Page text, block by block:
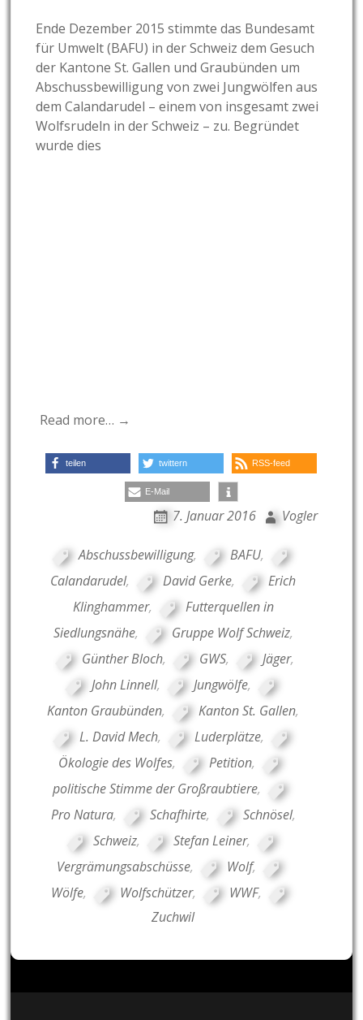
Ende Dezember 2015 stimmte das Bundesamt
für Umwelt (BAFU) in der Schweiz dem Gesuch
der Kantone St. Gallen und Graubünden um
Abschussbewilligung von zwei Jungwölfen aus
dem Calandarudel – einem von insgesamt zwei
Wolfsrudeln in der Schweiz – zu. Begründet
wurde dies
Read more… →
teilen twittern RSS-feed
E-Mail
7. Januar 2016 Vogler
Abschussbewilligung, BAFU,
Calandarudel, David Gerke,
Erich
Klinghammer,
Futterquellen in
Siedlungsnähe, Gruppe Wolf Schweiz,
Günther Bloch, GWS, Jäger,
John Linnell, Jungwölfe,
Kanton Graubünden, Kanton St. Gallen,
L. David Mech, Luderplätze,
Ökologie des Wolfes, Petition,
politische Stimme der Großraubtiere,
Pro Natura, Schafhirte, Schnösel,
Schweiz, Stefan Leiner,
Vergrämungsabschüsse, Wolf,
Wölfe, Wolfschützer, WWF,
Zuchwil